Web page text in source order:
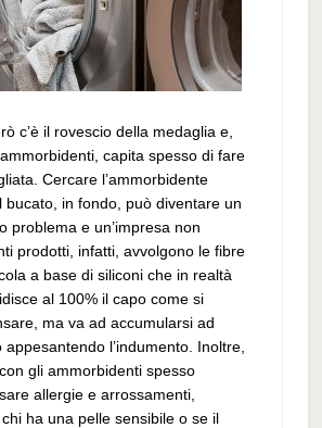
c’è il rovescio della medaglia e,
capita spesso di fare
Cercare l’ammorbidente
bucato, in fondo, può diventare un
problema e un’impresa non
prodotti, infatti, avvolgono le fibre
a base di siliconi che in realtà
al 100% il capo come si
ma va ad accumularsi ad
l’indumento. Inoltre,
gli ammorbidenti spesso
allergie e arrossamenti,
ha una pelle sensibile o se il